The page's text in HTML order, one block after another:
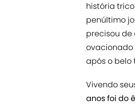
história
penúltimo
precisou de
ovacionado
após o belo
Vivendo
anos foi do